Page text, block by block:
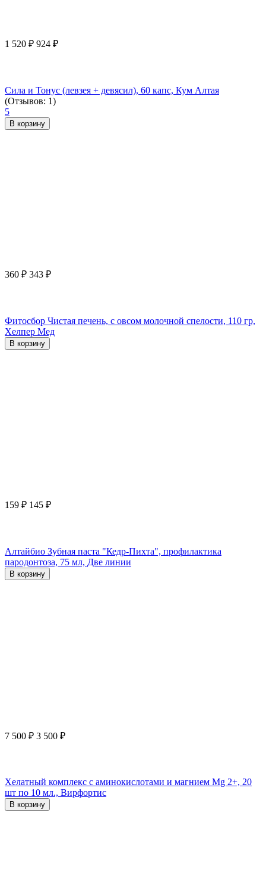
1 520 ₽ 924 ₽
Сила и Тонус (левзея + девясил), 60 капс, Кум Алтая
(Отзывов: 1)
5
В корзину
360 ₽ 343 ₽
Фитосбор Чистая печень, с овсом молочной спелости, 110 гр,
Хелпер Мед
В корзину
159 ₽ 145 ₽
Алтайбио Зубная паста "Кедр-Пихта", профилактика
пародонтоза, 75 мл, Две линии
В корзину
7 500 ₽ 3 500 ₽
Хелатный комплекс с аминокислотами и магнием Mg 2+, 20
шт по 10 мл., Вирфортис
В корзину